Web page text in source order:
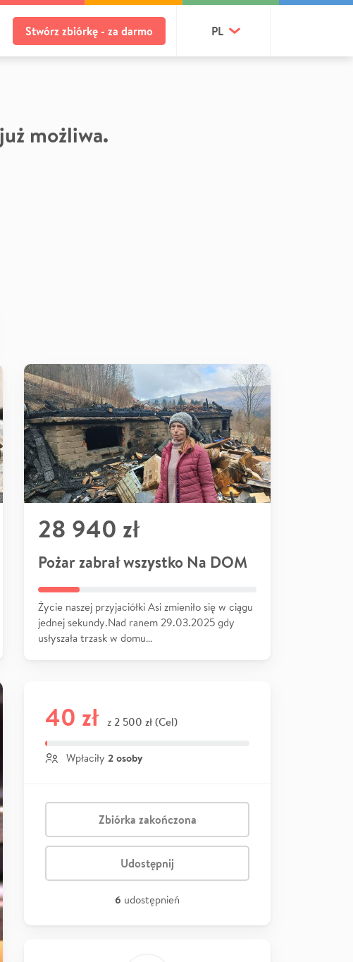
Stwórz zbiórkę - za darmo PL
możliwa.
28 940 zł
Pożar zabrał wszystko Na DOM
Życie naszej przyjaciółki Asi zmieniło się w ciągu
jednej sekundy.Nad ranem 29.03.2025 gdy
usłyszała trzask w domu…
40 zł z 2 500 zł (Cel)
Wpłaciły 2 osoby
Zbiórka zakończona
Udostępnij
6 udostępnień